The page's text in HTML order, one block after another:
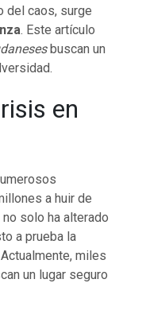
del caos, surge
. Este artículo
buscan un
en
a huir de
solo ha alterado
a prueba la
miles
un lugar seguro